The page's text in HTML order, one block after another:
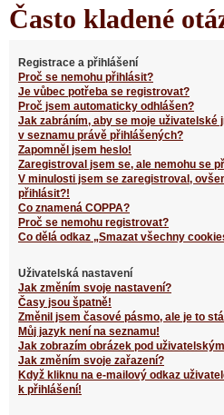
Často kladené
Registrace a přihlášení
Proč se nemohu přihlásit?
Je vůbec potřeba se registrovat?
Proč jsem automaticky odhlášen?
Jak zabráním, aby se moje uživatelské
v seznamu právě přihlášených?
Zapomněl jsem heslo!
Zaregistroval jsem se, ale nemohu se
V minulosti jsem se zaregistroval,
přihlásit?!
Co znamená COPPA?
Proč se nemohu registrovat?
Co dělá odkaz „Smazat všechny
Uživatelská nastavení
Jak změním svoje nastavení?
Časy jsou špatně!
Změnil jsem časové pásmo, ale je to
Můj jazyk není na seznamu!
Jak zobrazím obrázek pod
Jak změním svoje zařazení?
Když kliknu na e-mailový odkaz
k přihlášení!